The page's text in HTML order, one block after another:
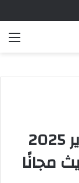
تحميل سكربت فري فاير 2025